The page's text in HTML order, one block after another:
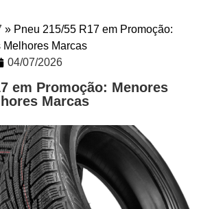
» Pneu 215/55 R17 em Promoção:
Melhores Marcas
04/07/2026
em Promoção: Menores
Marcas